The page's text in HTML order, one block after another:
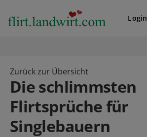
Login
Zurück zur Übersicht
Die schlimmsten
Flirtsprüche für
Singlebauern